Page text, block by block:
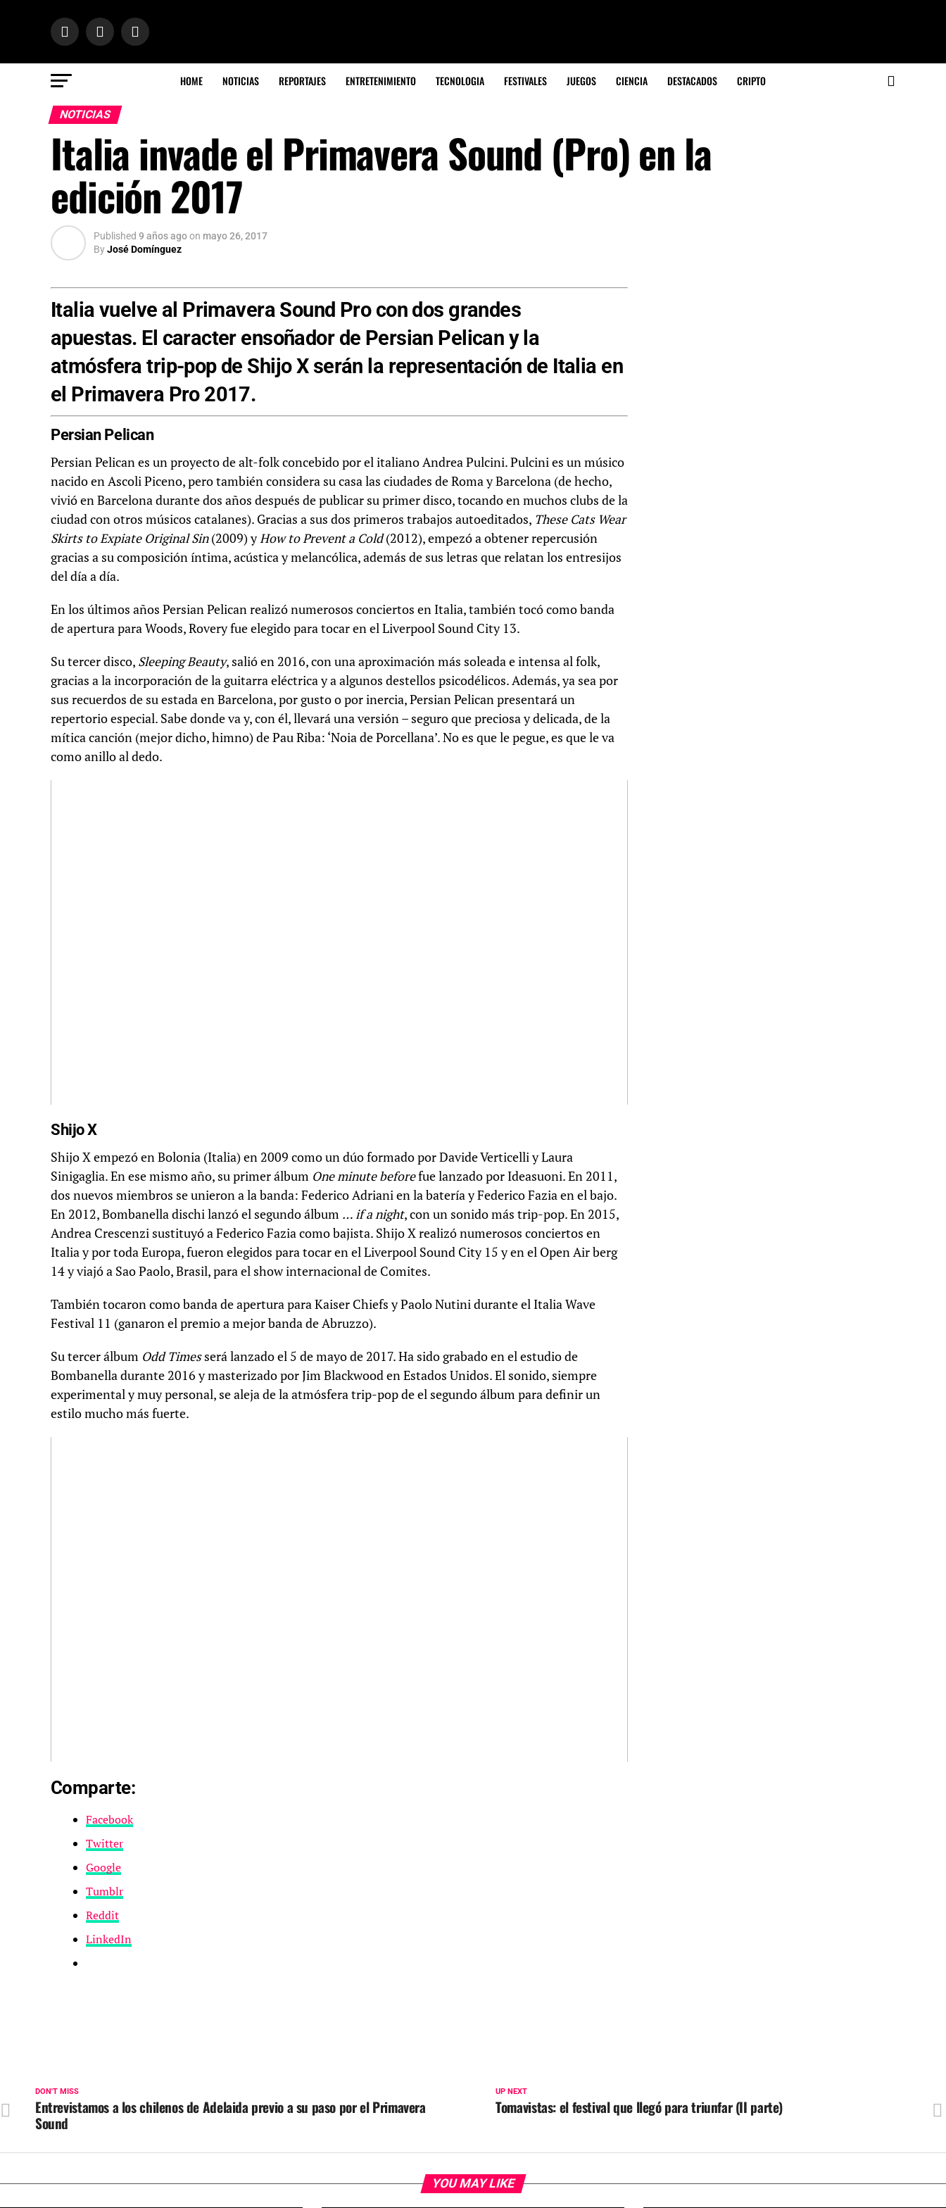
HOME NOTICIAS REPORTAJES ENTRETENIMIENTO TECNOLOGIA FESTIVALES JUEGOS CIENCIA DESTACADOS CRIPTO
NOTICIAS
Italia invade el Primavera Sound (Pro) en la
edición 2017
Published 9 años agoon mayo 26, 2017
ByJosé Domínguez
Italia vuelve al Primavera Sound Pro con dos grandes
apuestas. El caracter ensoñador de Persian Pelican y la
atmósfera trip-pop de Shijo X serán la representación de Italia en
el Primavera Pro 2017.
Persian Pelican
Persian Pelican es un proyecto de alt-folk concebido por el italiano Andrea Pulcini. Pulcini es un músico
nacido en Ascoli Piceno, pero también considera su casa las ciudades de Roma y Barcelona (de hecho,
vivió en Barcelona durante dos años después de publicar su primer disco, tocando en muchos clubs de la
ciudad con otros músicos catalanes). Gracias a sus dos primeros trabajos autoeditados, These Cats Wear
Skirts to Expiate Original Sin(2009) yHow to Prevent a Cold(2012), empezó a obtener repercusión
gracias a su composición íntima, acústica y melancólica, además de sus letras que relatan los entresijos
del día a día.
En los últimos años Persian Pelican realizó numerosos conciertos en Italia, también tocó como banda
de apertura para Woods, Rovery fue elegido para tocar en el Liverpool Sound City 13.
Su tercer disco, Sleeping Beauty, salió en 2016, con una aproximación más soleada e intensa al folk,
gracias a la incorporación de la guitarra eléctrica y a algunos destellos psicodélicos. Además, ya sea por
sus recuerdos de su estada en Barcelona, por gusto o por inercia, Persian Pelican presentará un
repertorio especial. Sabe donde va y, con él, llevará una versión – seguro que preciosa y delicada, de la
mítica canción (mejor dicho, himno) de Pau Riba: ‘Noia de Porcellana’. No es que le pegue, es que le va
como anillo al dedo.
Shijo X
Shijo X empezó en Bolonia (Italia) en 2009 como un dúo formado por Davide Verticelli y Laura
Sinigaglia. En ese mismo año, su primer álbum One minute beforefue lanzado por Ideasuoni. En 2011,
dos nuevos miembros se unieron a la banda: Federico Adriani en la batería y Federico Fazia en el bajo.
En 2012, Bombanella dischi lanzó el segundo álbum … if a night, con un sonido más trip-pop. En 2015,
Andrea Crescenzi sustituyó a Federico Fazia como bajista. Shijo X realizó numerosos conciertos en
Italia y por toda Europa, fueron elegidos para tocar en el Liverpool Sound City 15 y en el Open Air berg
14 y viajó a Sao Paolo, Brasil, para el show internacional de Comites.
También tocaron como banda de apertura para Kaiser Chiefs y Paolo Nutini durante el Italia Wave
Festival 11 (ganaron el premio a mejor banda de Abruzzo).
Su tercer álbum Odd Timesserá lanzado el 5 de mayo de 2017. Ha sido grabado en el estudio de
Bombanella durante 2016 y masterizado por Jim Blackwood en Estados Unidos. El sonido, siempre
experimental y muy personal, se aleja de la atmósfera trip-pop de el segundo álbum para definir un
estilo mucho más fuerte.
Comparte:
Facebook
Twitter
Google
Tumblr
Reddit
LinkedIn
UP NEXT
Tomavistas: el festival que llegó para triunfar (II parte)
DON'T MISS
Entrevistamos a los chilenos de Adelaida previo a su paso por el Primavera
Sound
YOU MAY LIKE